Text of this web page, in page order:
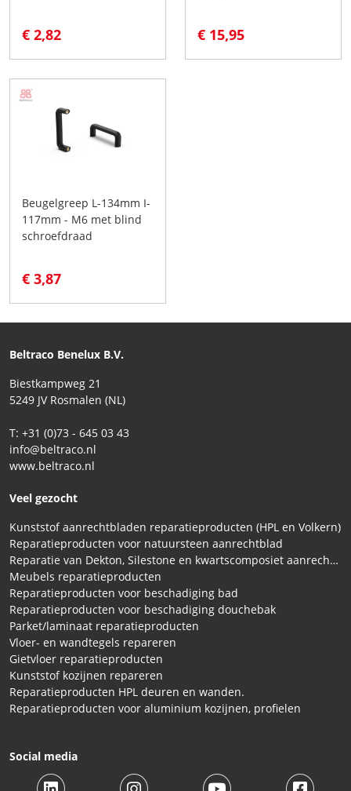
€ 2,82 € 15,95
Beugelgreep L-134mm I-
117mm - M6 met blind
schroefdraad
€ 3,87
Beltraco Benelux B.V.
Biestkampweg 21
5249 JV Rosmalen (NL)
T: +31 (0)73 - 645 03 43
info@beltraco.nl
www.beltraco.nl
Veel gezocht
Kunststof aanrechtbladen reparatieproducten (HPL en Volkern)
Reparatieproducten voor natuursteen aanrechtblad
Reparatie van Dekton, Silestone en kwartscomposiet aanrechtbladen
Meubels reparatieproducten
Reparatieproducten voor beschadiging bad
Reparatieproducten voor beschadiging douchebak
Parket/laminaat reparatieproducten
Vloer- en wandtegels repareren
Gietvloer reparatieproducten
Kunststof kozijnen repareren
Reparatieproducten HPL deuren en wanden.
Reparatieproducten voor aluminium kozijnen, profielen
Social media